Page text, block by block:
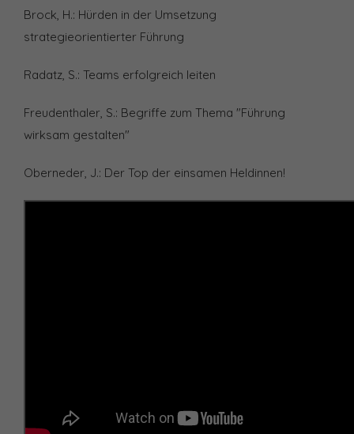
Brock, H.: Hürden in der Umsetzung
strategieorientierter Führung
Radatz, S.: Teams erfolgreich leiten
Freudenthaler, S.: Begriffe zum Thema "Führung
wirksam gestalten"
Oberneder, J.: Der Top der einsamen Heldinnen!